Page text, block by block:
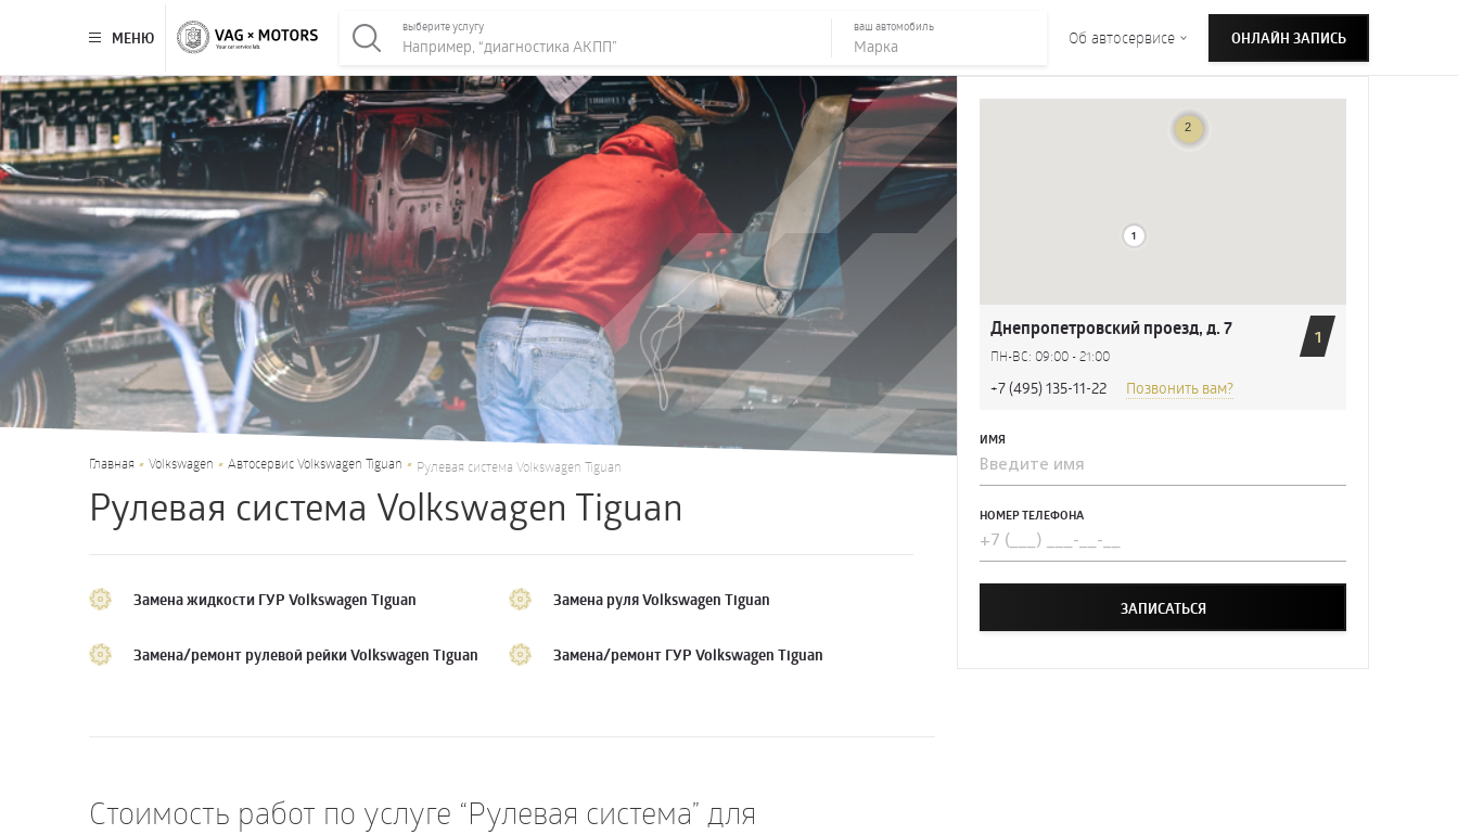
МЕНЮ
выберите услугу ваш автомобиль
Об автосервисе ОНЛАЙН ЗАПИСЬ
1
Днепропетровский проезд, д. 7
ПН-ВС: 09:00 - 21:00
+7 (495) 135-11-22 Позвонить вам?
ИМЯ
НОМЕР ТЕЛЕФОНА
ЗАПИСАТЬСЯ
Главная Volkswagen Автосервис Volkswagen Tiguan Рулевая система Volkswagen Tiguan
Рулевая система Volkswagen Tiguan
Замена жидкости ГУР Volkswagen Tiguan
Замена/ремонт рулевой рейки Volkswagen Tiguan
Замена руля Volkswagen Tiguan
Замена/ремонт ГУР Volkswagen Tiguan
Стоимость работ по услуге “Рулевая система” для